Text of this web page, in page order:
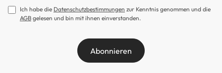
Ich habe die Datenschutzbestimmungen zur Kenntnis genommen und die
AGB gelesen und bin mit ihnen einverstanden.
Abonnieren